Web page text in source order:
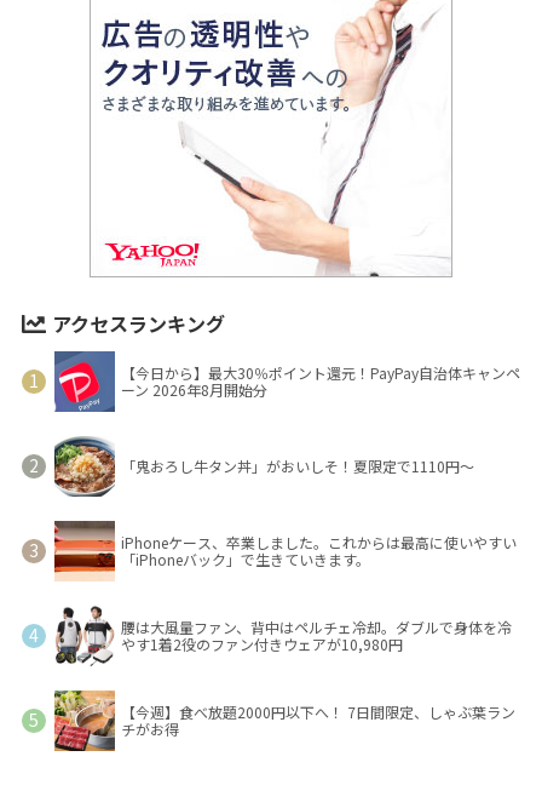
アクセスランキング
【今日から】最大30％ポイント還元！PayPay自治体キャンペ
ーン 2026年8月開始分
「鬼おろし牛タン丼」がおいしそ！夏限定で1110円～
iPhoneケース、卒業しました。これからは最高に使いやすい
「iPhoneバック」で生きていきます。
腰は大風量ファン、背中はペルチェ冷却。ダブルで身体を冷
やす1着2役のファン付きウェアが10,980円
【今週】食べ放題2000円以下へ！ 7日間限定、しゃぶ葉ラン
チがお得